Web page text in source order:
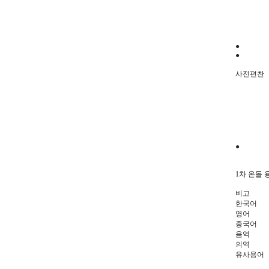
●
●
사전편찬
●
1차 온돌
비고
한국어
영어
중국어
음역
의역
유사용어